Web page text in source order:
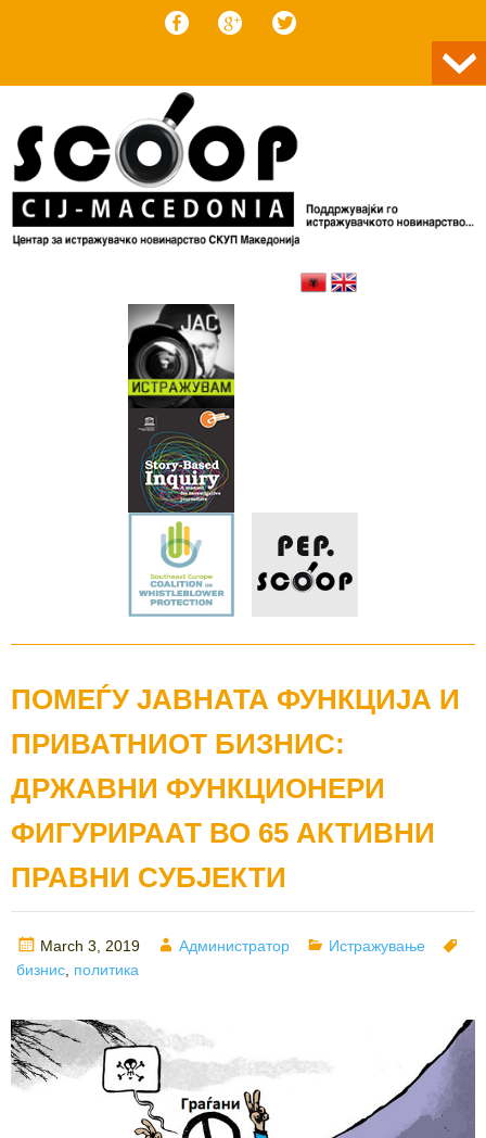
ПОМЕЃУ ЈАВНАТА ФУНКЦИЈА И
ПРИВАТНИОТ БИЗНИС:
ДРЖАВНИ ФУНКЦИОНЕРИ
ФИГУРИРААТ ВО 65 АКТИВНИ
ПРАВНИ СУБЈЕКТИ
Posted
on
March 3, 2019 Author
Администратор Categories
Истражување
бизнис политика